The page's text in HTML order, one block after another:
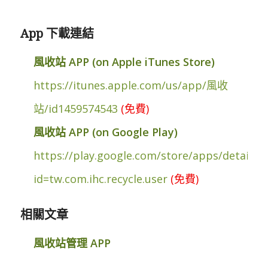
App 下載連結
風收站 APP (on Apple iTunes Store)
https://itunes.apple.com/us/app/風收
站/id1459574543 (免費)
風收站 APP (on Google Play)
https://play.google.com/store/apps/details?
id=tw.com.ihc.recycle.user (免費)
相關文章
風收站管理 APP